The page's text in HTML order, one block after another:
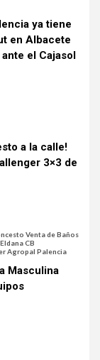
ya tiene
en Albacete
el Cajasol
a la calle!
3×3 de
Venta de Baños
Eldana CB
Agropal Palencia
Masculina